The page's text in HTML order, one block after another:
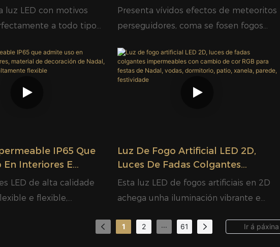
Impermeable, Ideal
De Vacacións,
Festivas Ao
luz LED con motivos
a todo tipo
dispoñibles para
demandas
de marabilla
unha aplicación estable
atractivo efecto
estrutura sólida, é
ideal para
Efecto De Cadea, Luz De
Meteoros LED De Cor Branca Que
Persegue | Glamour
Presenta vívidos efectos de meteoritos
perseguidores, coma se fosen fogos
crean vistas magníficas. Resistente á
auga con protección IP65 e de
construción robusta, axeitado para
IP65 Que
En Interiores E
De
De Nadal, Luz De
LED de alta calidade
e flexible,
Luz De Fogo Artificial LED 2D,
Luces De Fadas Colgantes
Impermeables Con Cambio De
Cor RGB Para Festas De Nadal,
Vodas, Dormitorio, Patio, Xanela,
Parede, Festividade
Esta luz LED de fogos artificiais en 2D
achega unha iluminación vibrante e
calquera espazo coa súa silueta plana
1 2 ... 61